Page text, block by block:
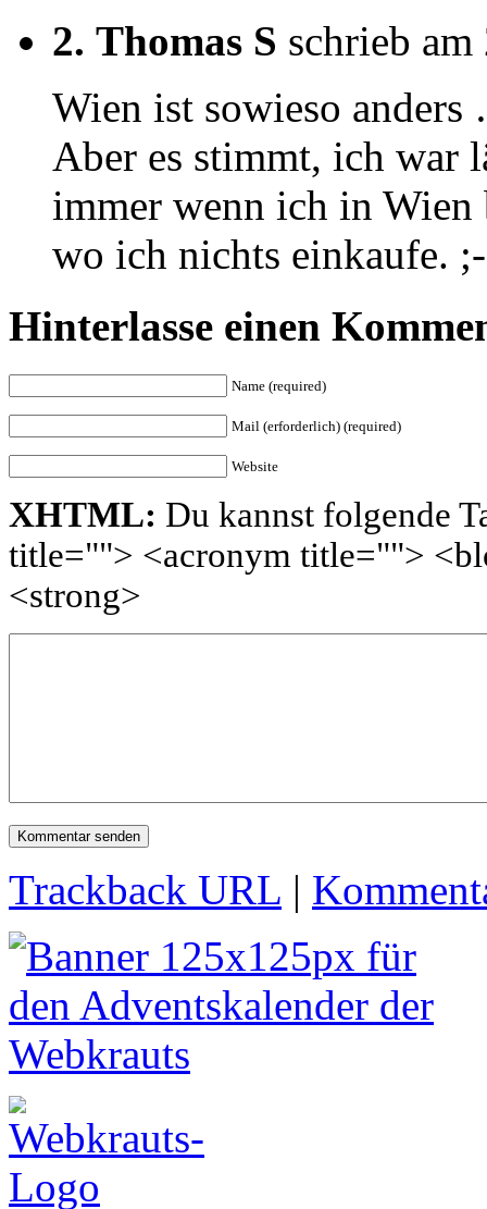
2. Thomas S schrieb
Wien ist sowieso
Aber es stimmt, ich war
immer wenn ich in Wien
wo ich nichts einkaufe.
Hinterlasse einen
Name (required)
Mail (erforderlich) (required)
Website
XHTML: Du kannst folgende
title=""> <acronym title="">
<strong>
Trackback URL |